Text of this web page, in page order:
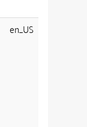
en_US